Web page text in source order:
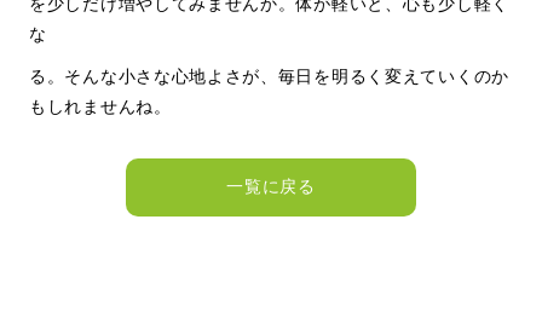
な
る。そんな小さな心地よさが、毎日を明るく変えていくのか
もしれませんね。
一覧に戻る